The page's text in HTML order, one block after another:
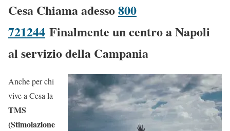
Cesa Chiama adesso800
721244 Finalmente un centro a Napoli
al servizio della Campania
Anche per chi
vive a Cesa la
TMS
(Stimolazione